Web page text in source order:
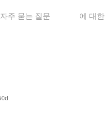
자주 묻는 질문 에 대한